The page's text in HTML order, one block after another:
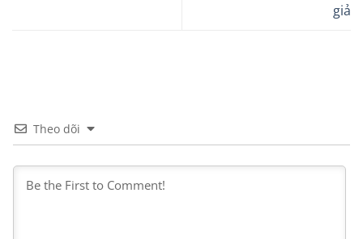
giả
Theo dõi